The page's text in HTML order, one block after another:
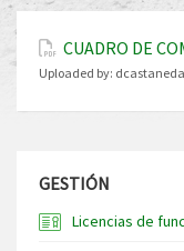
CUADRO DE
Uploaded by: dcastaneda
GESTIÓN
Licencias de